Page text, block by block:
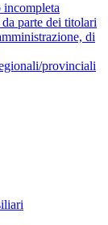
incompleta
parte dei titolari
di
provinciali